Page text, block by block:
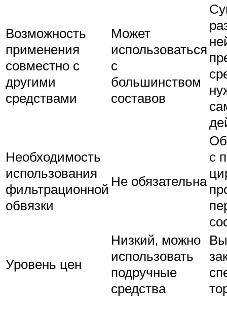
Возможность
применения
совместно с
другими
средствами
Может
использоваться
с
большинством
составов
Необходимость
использования
фильтрационной
обвязки
Не обязательна
с
Уровень цен
Низкий, можно
использовать
подручные
средства